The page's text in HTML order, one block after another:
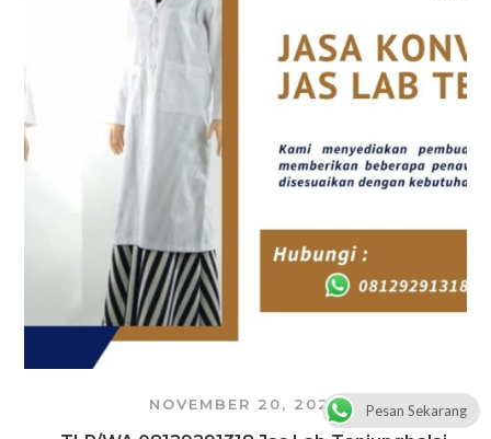
NOVEMBER 20, 2024 Pesan Sekarang